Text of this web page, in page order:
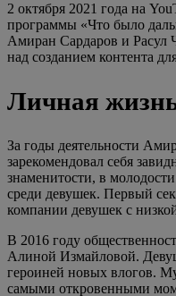
2 октября 2021 года на
программы «Что было
Амиран Сардаров и Расул
над созданием контента
Личная
За годы деятельности
зарекомендовал себя
знаменитости, в
среди девушек. Первый
компании девушек с
В 2016 году
Алиной Измайловой.
героиней новых влогов.
самыми откровенными